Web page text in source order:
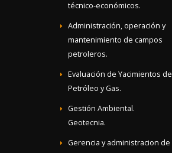
técnico-económicos.
Administración, operación y
mantenimiento de campos
petroleros.
Evaluación de Yacimientos de
Petróleo y Gas.
Gestión Ambiental.
Geotecnia.
Gerencia y administracion de